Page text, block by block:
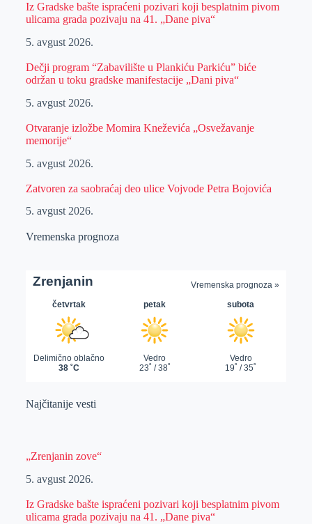
Iz Gradske bašte ispraćeni pozivari koji besplatnim pivom
ulicama grada pozivaju na 41. „Dane piva“
5. avgust 2026.
Dečji program “Zabavilište u Plankiću Parkiću” biće
održan u toku gradske manifestacije „Dani piva“
5. avgust 2026.
Otvaranje izložbe Momira Kneževića „Osvežavanje
memorije“
5. avgust 2026.
Zatvoren za saobraćaj deo ulice Vojvode Petra Bojovića
5. avgust 2026.
Vremenska prognoza
Najčitanije vesti
„Zrenjanin zove“
5. avgust 2026.
Iz Gradske bašte ispraćeni pozivari koji besplatnim pivom
ulicama grada pozivaju na 41. „Dane piva“